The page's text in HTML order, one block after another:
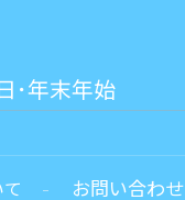
･年末年始
お問い合わせ